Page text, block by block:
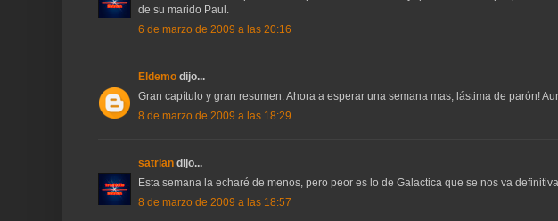
de su marido Paul.
6 de marzo de 2009 a las 20:16
Eldemo dijo...
Gran capítulo y gran resumen. Ahora a esperar una semana mas, lástima de parón!
8 de marzo de 2009 a las 18:29
satrian dijo...
Esta semana la echaré de menos, pero peor es lo de Galactica que se nos va
8 de marzo de 2009 a las 18:57